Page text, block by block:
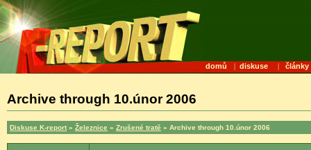
domů | diskuse | články
Archive through 10.únor 2006
Diskuse K-report » Železnice » Zrušené tratě » Archive through 10.únor 2006